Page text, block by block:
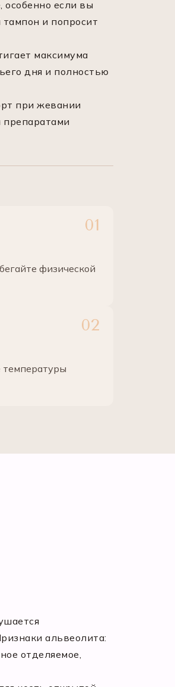
если вы
и попросит
максимума
дня и полностью
при жевании
препаратами
физической
температуры
альвеолита:
отделяемое,